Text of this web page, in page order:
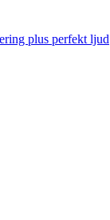
plus perfekt ljud